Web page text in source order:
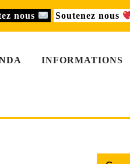
nous Soutenez nous
INFORMATIONS